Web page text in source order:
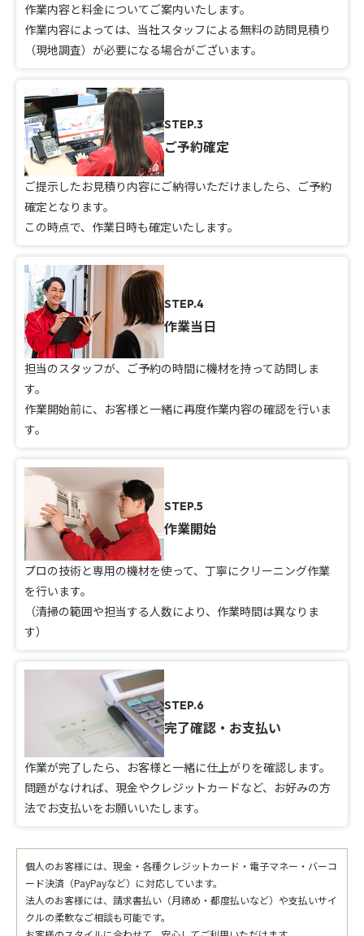
作業内容と料金についてご案内いたします。
作業内容によっては、当社スタッフによる無料の訪問見積り
（現地調査）が必要になる場合がございます。
STEP.3
ご予約確定
ご提示したお見積り内容にご納得いただけましたら、ご予約
確定となります。
この時点で、作業日時も確定いたします。
STEP.4
作業当日
担当のスタッフが、ご予約の時間に機材を持って訪問しま
す。
作業開始前に、お客様と一緒に再度作業内容の確認を行いま
す。
STEP.5
作業開始
プロの技術と専用の機材を使って、丁寧にクリーニング作業
を行います。
（清掃の範囲や担当する人数により、作業時間は異なりま
す）
STEP.6
完了確認・お支払い
作業が完了したら、お客様と一緒に仕上がりを確認します。
問題がなければ、現金やクレジットカードなど、お好みの方
法でお支払いをお願いいたします。
個人のお客様には、現金・各種クレジットカード・電子マネー・バーコ
ード決済（PayPayなど）に対応しています。
法人のお客様には、請求書払い（月締め・都度払いなど）や支払いサイ
クルの柔軟なご相談も可能です。